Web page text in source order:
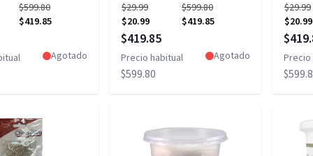
$599.80
$419.85
Agotado
$29.99
$20.99
$599.80
$419.85
Precio especial
$419.85
Precio habitual
$599.80
Agotado
$29.99
$20.99